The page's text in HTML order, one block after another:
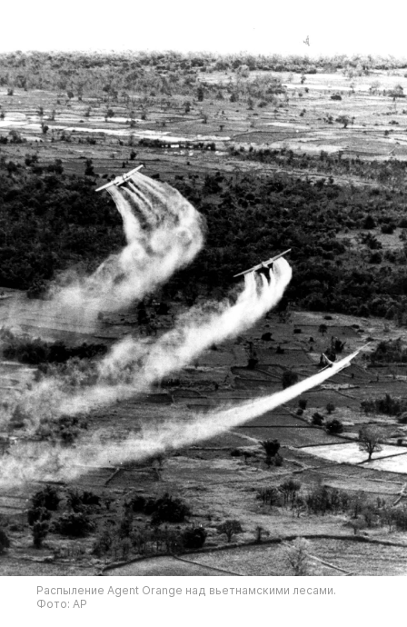
Распыление Agent Orange над вьетнамскими лесами.
Фото: AP